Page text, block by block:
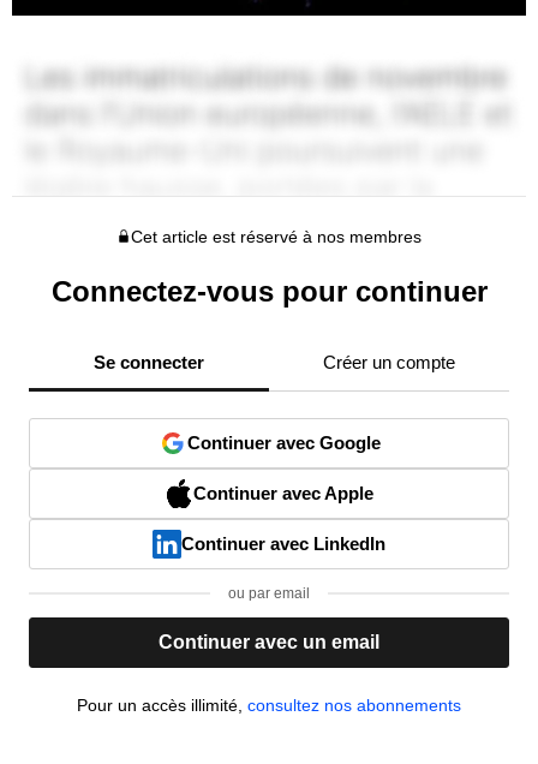
Cet article est réservé à nos membres
Connectez-vous pour continuer
Se connecter Créer un compte
Continuer avec Google
Continuer avec Apple
Continuer avec LinkedIn
ou par email
Continuer avec un email
Pour un accès illimité, consultez nos abonnements